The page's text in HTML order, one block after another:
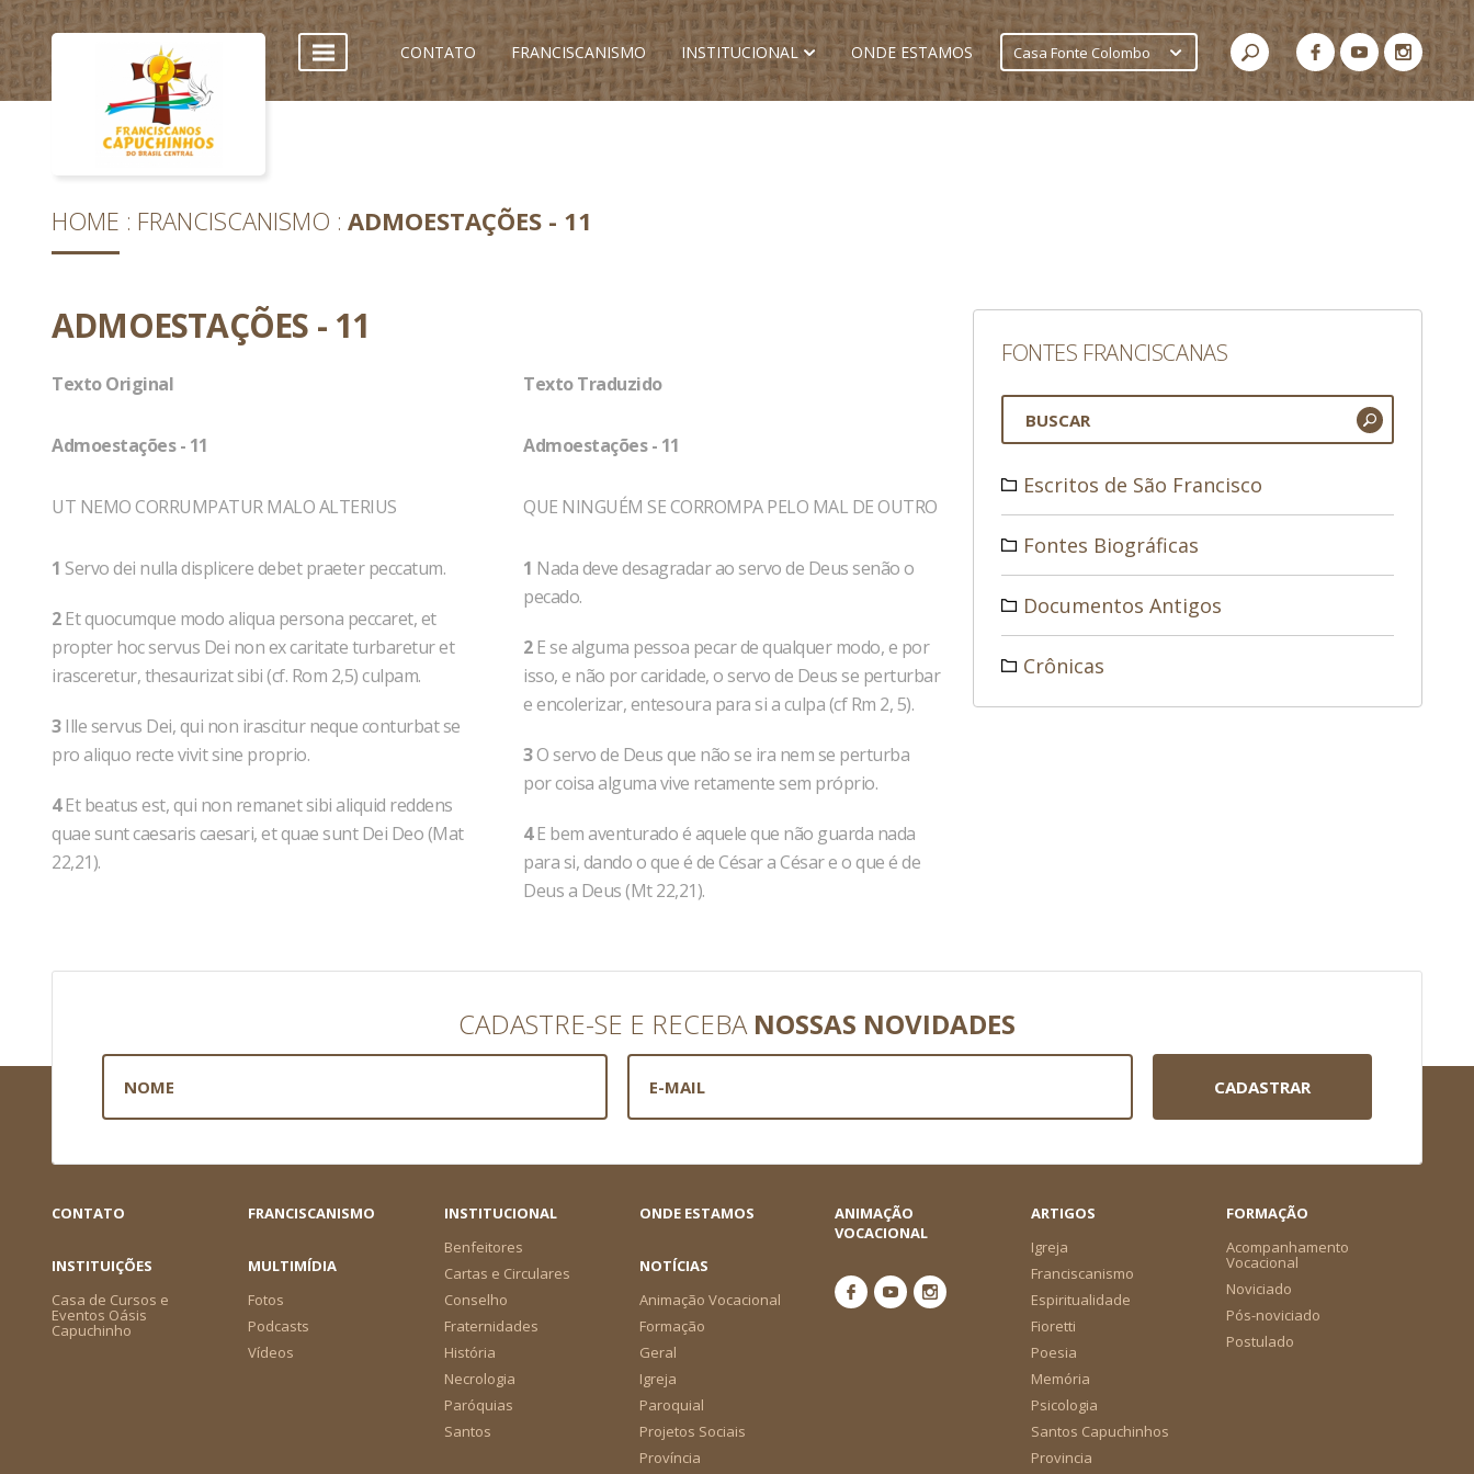
CONTATO FRANCISCANISMO INSTITUCIONAL ONDE ESTAMOS Casa Fonte Colombo
HOME FRANCISCANISMO ADMOESTAÇÕES - 11
ADMOESTAÇÕES - 11
Texto Original
Admoestações - 11
UT NEMO CORRUMPATUR MALO ALTERIUS
1 Servo dei nulla displicere debet praeter peccatum.
2Et quocumque modo aliqua persona peccaret, et
propter hoc servus Dei non ex caritate turbaretur et
irasceretur, thesaurizat sibi (cf. Rom 2,5) culpam.
3Ille servus Dei, qui non irascitur neque conturbat se
pro aliquo recte vivit sine proprio.
4Et beatus est, qui non remanet sibi aliquid reddens
quae sunt caesaris caesari, et quae sunt Dei Deo (Mat
22,21).
Texto Traduzido
Admoestações - 11
QUE NINGUÉM SE CORROMPA PELO MAL DE OUTRO
1 Nada deve desagradar ao servo de Deus senão o
pecado.
2E se alguma pessoa pecar de qualquer modo, e por
isso, e não por caridade, o servo de Deus se perturbar
e encolerizar, entesoura para si a culpa (cf Rm 2, 5).
3O servo de Deus que não se ira nem se perturba
por coisa alguma vive retamente sem próprio.
4E bem aventurado é aquele que não guarda nada
para si, dando o que é de César a César e o que é de
Deus a Deus (Mt 22,21).
FONTES FRANCISCANAS
Escritos de São Francisco
Fontes Biográficas
Documentos Antigos
Crônicas
CADASTRE-SE E RECEBA NOSSAS NOVIDADES
CADASTRAR
CONTATO FRANCISCANISMO
INSTITUCIONAL
Benfeitores
Cartas e Circulares
Conselho
Fraternidades
História
Necrologia
Paróquias
Santos
ONDE ESTAMOS
ANIMAÇÃO
VOCACIONAL
ARTIGOS
Igreja
Franciscanismo
Espiritualidade
Fioretti
Poesia
Memória
Psicologia
Santos Capuchinhos
Provincia
FORMAÇÃO
Acompanhamento
Vocacional
Noviciado
Pós-noviciado
Postulado
INSTITUIÇÕES
Casa de Cursos e
Eventos Oásis
Capuchinho
MULTIMÍDIA
Fotos
Podcasts
Vídeos
NOTÍCIAS
Animação Vocacional
Formação
Geral
Igreja
Paroquial
Projetos Sociais
Província